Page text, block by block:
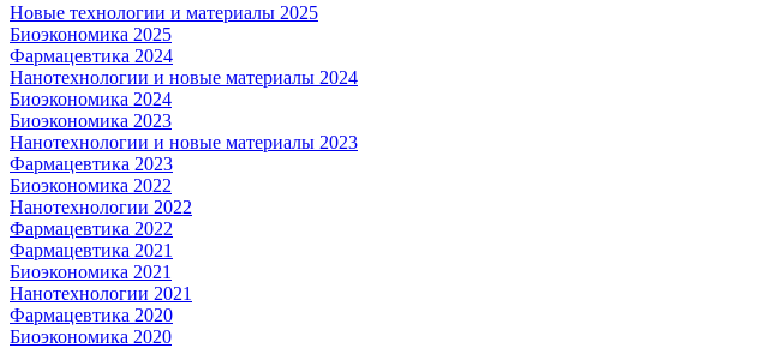
Новые технологии и материалы 2025
Биоэкономика 2025
Фармацевтика 2024
Нанотехнологии и новые материалы 2024
Биоэкономика 2024
Биоэкономика 2023
Нанотехнологии и новые материалы 2023
Фармацевтика 2023
Биоэкономика 2022
Нанотехнологии 2022
Фармацевтика 2022
Фармацевтика 2021
Биоэкономика 2021
Нанотехнологии 2021
Фармацевтика 2020
Биоэкономика 2020